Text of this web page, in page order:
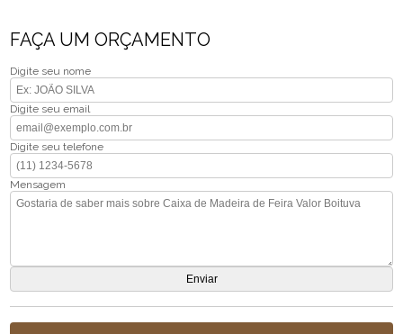
FAÇA UM ORÇAMENTO
Digite seu nome
Digite seu email
Digite seu telefone
Mensagem